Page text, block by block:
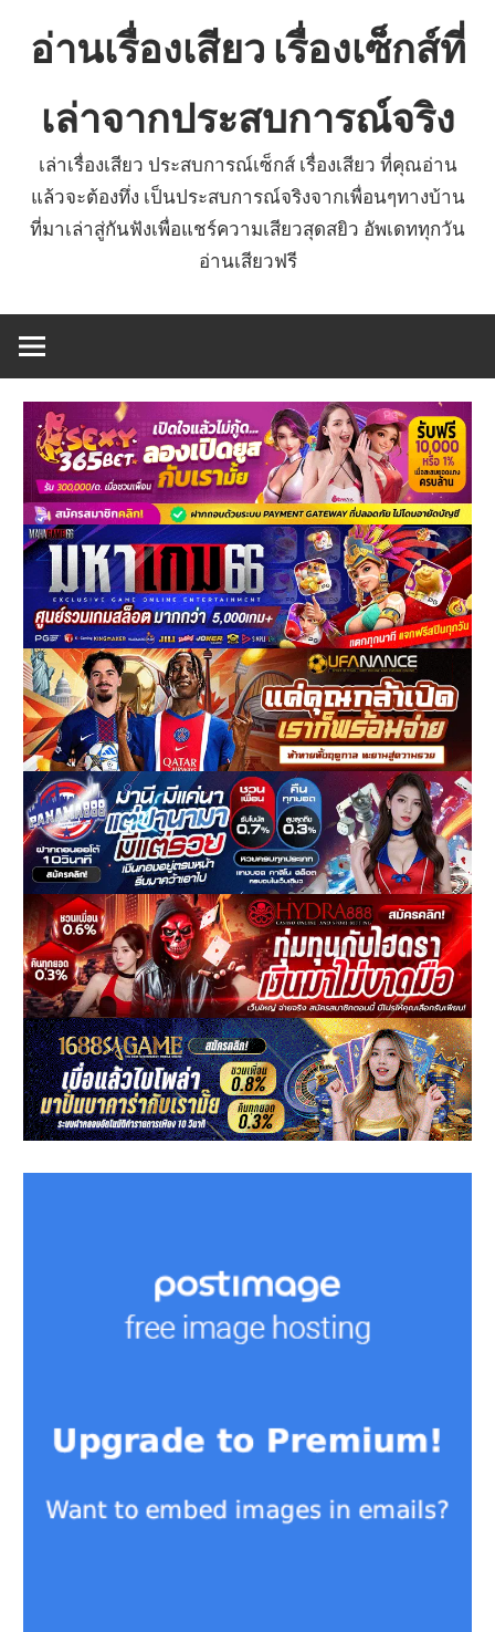
อ่านเรื่องเสียว เรื่องเซ็กส์ที่
เล่าจากประสบการณ์จริง
เล่าเรื่องเสียว ประสบการณ์เซ็กส์ เรื่องเสียว ที่คุณอ่าน
แล้วจะต้องทึ่ง เป็นประสบการณ์จริงจากเพื่อนๆทางบ้าน
ที่มาเล่าสู่กันฟังเพื่อแชร์ความเสียวสุดสยิว อัพเดททุกวัน
อ่านเสียวฟรี